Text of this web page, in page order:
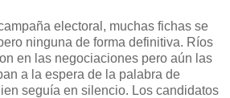
electoral, muchas fichas se
ninguna de forma definitiva. Ríos
en las negociaciones pero aún las
a la espera de la palabra de
seguía en silencio. Los candidatos